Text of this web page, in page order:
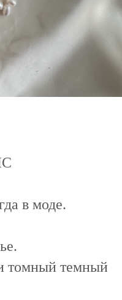
в моде.
томный темный